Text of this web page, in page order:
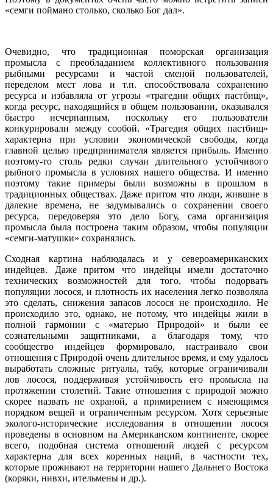
«семги поймано столько, сколько Бог дал».
Очевидно, что традиционная поморская организация
промысла с преобладанием коллективного пользования
рыбными ресурсами и частой сменой пользователей,
переделом мест лова и т.п. способствовала сохранению
ресурса и избавляла от угрозы «трагедии общих пастбищ»,
когда ресурс, находящийся в общем пользовании, оказывался
быстро исчерпанным, поскольку его пользователи
конкурировали между сообой. «Трагедия общих пастбищ»
характерна при условии экономической свободы, когда
главной целью предпринимателя является прибыль. Именно
поэтому-то столь редки случаи длительного устойчивого
рыбного промысла в условиях нашего общества. И именно
поэтому такие примеры были возможны в прошлом в
традиционных обществах. Даже притом что люди, жившие в
далекие времена, не задумывались о сохранении своего
ресурса, передоверяя это дело Богу, сама организация
промысла была построена таким образом, чтобы популяции
«семги-матушки» сохранялись.
Сходная картина наблюдалась и у североамериканских
индейцев. Даже притом что индейцы имели достаточно
технических возможностей для того, чтобы подорвать
популяции лосося, и плотность их населения легко позволяла
это сделать, снижения запасов лосося не происходило. Не
происходило это, однако, не потому, что индейцы жили в
полной гармонии с «матерью Природой» и были ее
сознательными защитниками, а благодаря тому, что
сообщество индейцев формировало, настраивало свои
отношения с Природой очень длительное время, и ему удалось
выработать сложные ритуалы, табу, которые ограничивали
лов лосося, поддерживая устойчивость его промысла на
протяжении столетий. Такие отношения с природой можно
скорее назвать не охраной, а примирением с имеющимся
порядком вещей и ограниченным ресурсом. Хотя серьезные
эколого-исторические исследования в отношении лосося
проведены в основном на Американском континенте, скорее
всего, подобная система отношений людей с ресурсом
характерна для всех коренных наций, в частности тех,
которые проживают на территории нашего Дальнего Востока
(коряки, нивхи, ительмены и др.).